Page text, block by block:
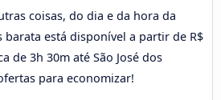
coisas, do dia e da hora da
barata está disponível a partir de R$
de 3h 30m até São José dos
para economizar!